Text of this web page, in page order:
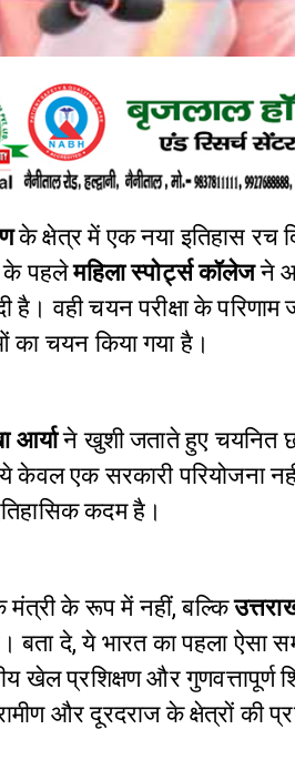
के क्षेत्र में एक नया इतिहास रच
के पहलेमहिला स्पोर्ट्स कॉलेजने
वही चयन परीक्षा के परिणाम
का चयन किया गया है।
आर्याने खुशी जताते हुए चयनित
केवल एक सरकारी परियोजना
कदम है।
के रूप में नहीं, बल्कि
दे, ये भारत का पहला ऐसा
खेल प्रशिक्षण और गुणवत्तापूर्ण
और दूरदराज के क्षेत्रों की